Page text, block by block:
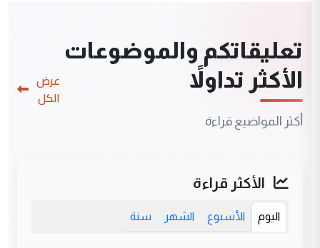
تعليقاتكم والموضوعات
الأكثر تداولاً
أكثر المواضيع قراءة
عرض
الكل
الأكثر قراءة
اليوم الأسبوع الشهر سنة